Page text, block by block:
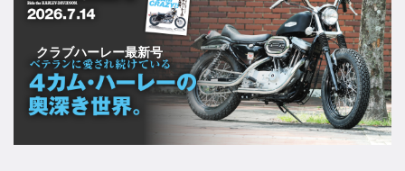
クラブハーレー最新号